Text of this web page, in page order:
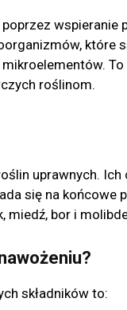
które
roślinom.
uprawnych.
się na końcowe
miedź, bor i
składników to: